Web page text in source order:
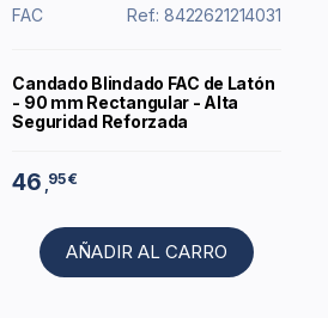
FAC Ref.: 8422621214031
Candado Blindado FAC de Latón
- 90 mm Rectangular - Alta
Seguridad Reforzada
46 ,95 €
AÑADIR AL CARRO